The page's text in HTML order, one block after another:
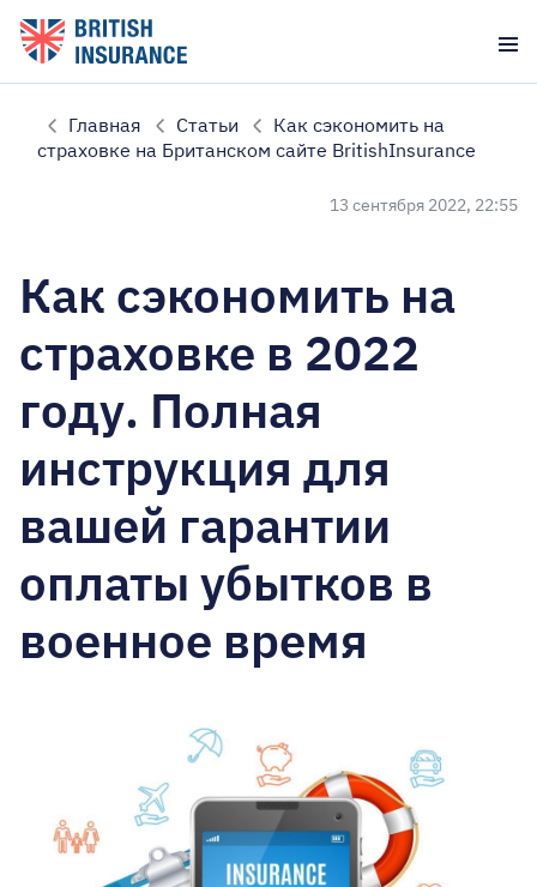
Главная Статьи
Как сэкономить на
страховке на Британском сайте BritishInsurance
13 сентября 2022, 22:55
Как сэкономить на
страховке в 2022
году. Полная
инструкция для
вашей гарантии
оплаты убытков в
военное время